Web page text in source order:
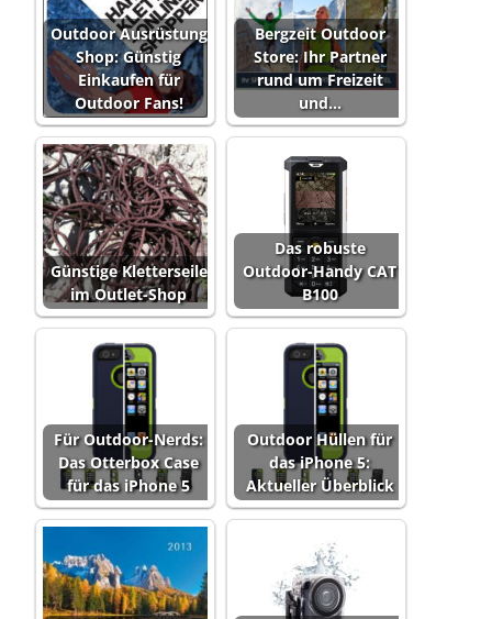
Outdoor Ausrüstung
Shop: Günstig
Einkaufen für
Outdoor Fans!
Bergzeit Outdoor
Store: Ihr Partner
rund um Freizeit
und…
Günstige Kletterseile
im Outlet-Shop
Das robuste
Outdoor-Handy CAT
B100
Für Outdoor-Nerds:
Das Otterbox Case
für das iPhone 5
Outdoor Hüllen für
das iPhone 5:
Aktueller Überblick